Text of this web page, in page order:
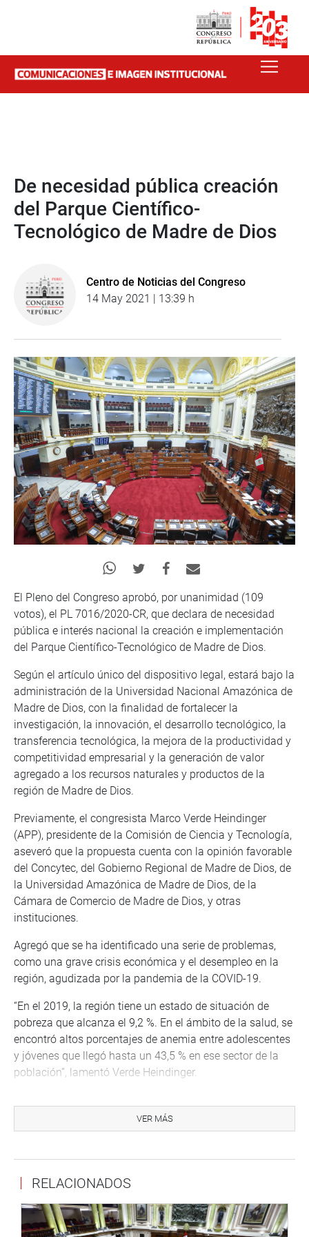
De necesidad pública creación
del Parque Científico-
Tecnológico de Madre de Dios
Centro de Noticias del Congreso
14 May 2021 | 13:39 h
El Pleno del Congreso aprobó, por unanimidad (109
votos), el PL 7016/2020-CR, que declara de necesidad
pública e interés nacional la creación e implementación
del Parque Científico-Tecnológico de Madre de Dios.
Según el artículo único del dispositivo legal, estará bajo la
administración de la Universidad Nacional Amazónica de
Madre de Dios, con la finalidad de fortalecer la
investigación, la innovación, el desarrollo tecnológico, la
transferencia tecnológica, la mejora de la productividad y
competitividad empresarial y la generación de valor
agregado a los recursos naturales y productos de la
región de Madre de Dios.
Previamente, el congresista Marco Verde Heindinger
(APP), presidente de la Comisión de Ciencia y Tecnología,
aseveró que la propuesta cuenta con la opinión favorable
del Concytec, del Gobierno Regional de Madre de Dios, de
la Universidad Amazónica de Madre de Dios, de la
Cámara de Comercio de Madre de Dios, y otras
instituciones.
Agregó que se ha identificado una serie de problemas,
como una grave crisis económica y el desempleo en la
región, agudizada por la pandemia de la COVID-19.
“En el 2019, la región tiene un estado de situación de
pobreza que alcanza el 9,2 %. En el ámbito de la salud, se
encontró altos porcentajes de anemia entre adolescentes
y jóvenes que llegó hasta un 43,5 % en ese sector de la
población”, lamentó Verde Heindinger.
Gobierno nacional, regional y local invierta en
infraestructura, en investigación científica y en tecnología
y sobre todo se mejorarán las condiciones de vida en su
En ese sentido, señaló que el objetivo principal es llamar
VER MÁS
RELACIONADOS